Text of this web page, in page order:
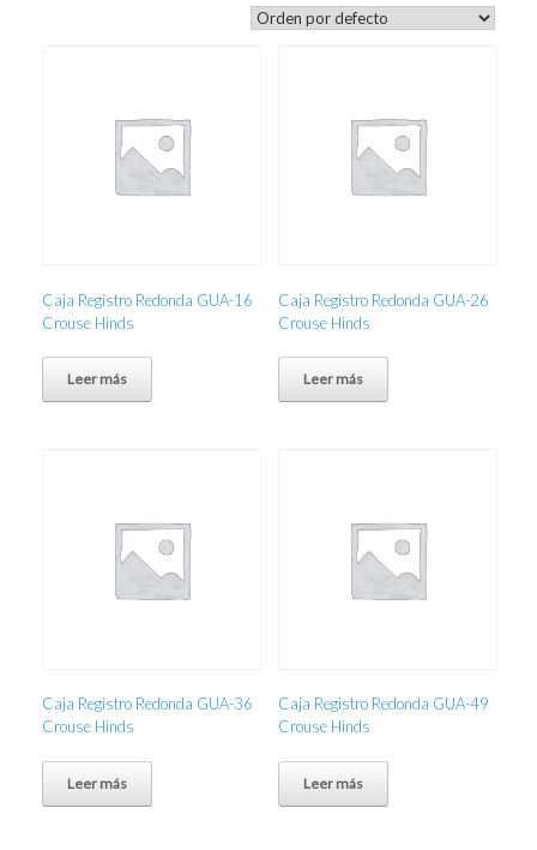
Caja Registro Redonda GUA-16
Crouse Hinds
Leer más
Caja Registro Redonda GUA-26
Crouse Hinds
Leer más
Caja Registro Redonda GUA-36
Crouse Hinds
Leer más
Caja Registro Redonda GUA-49
Crouse Hinds
Leer más